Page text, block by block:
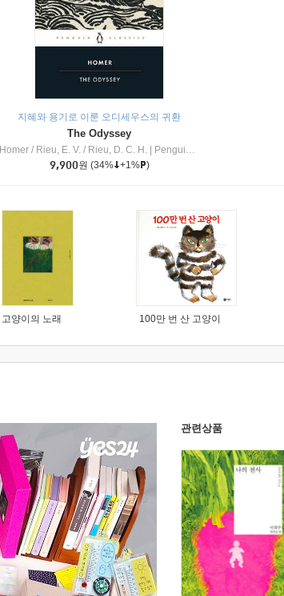
지혜와 용기로 이룬 오디세우스의 귀환
The Odyssey
Homer / Rieu, E. V. / Rieu, D. C. H.
Penguin Group
9,900원 (34% +1% )
고양이의 노래 100만 번 산 고양이
관련상품